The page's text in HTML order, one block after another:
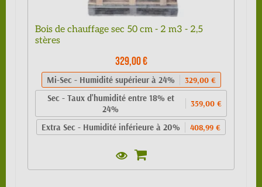
Bois de chauffage sec 50 cm - 2 m3 - 2,5
stères
329,00 €
Mi-Sec - Humidité supérieur à 24% 329,00 €
Sec - Taux d'humidité entre 18% et
24%
359,00 €
Extra Sec - Humidité inférieure à 20% 408,99 €